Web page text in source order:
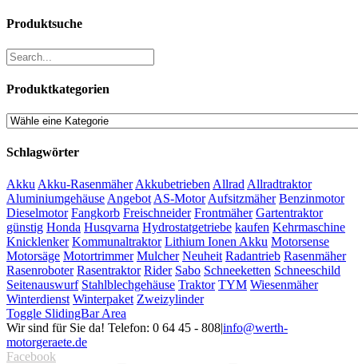
Produktsuche
Produktkategorien
Schlagwörter
Akku Akku-Rasenmäher Akkubetrieben Allrad Allradtraktor
Aluminiumgehäuse Angebot AS-Motor Aufsitzmäher Benzinmotor
Dieselmotor Fangkorb Freischneider Frontmäher Gartentraktor
günstig Honda Husqvarna Hydrostatgetriebe kaufen Kehrmaschine
Knicklenker Kommunaltraktor Lithium Ionen Akku Motorsense
Motorsäge Motortrimmer Mulcher Neuheit Radantrieb Rasenmäher
Rasenroboter Rasentraktor Rider Sabo Schneeketten Schneeschild
Seitenauswurf Stahlblechgehäuse Traktor TYM Wiesenmäher
Winterdienst Winterpaket Zweizylinder
Toggle SlidingBar Area
Wir sind für Sie da! Telefon: 0 64 45 - 808|info@werth-
motorgeraete.de
Facebook